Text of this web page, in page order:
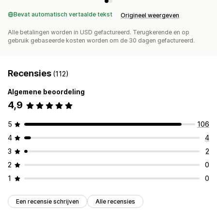
Bevat automatisch vertaalde tekst Origineel weergeven
Alle betalingen worden in USD gefactureerd. Terugkerende en op
gebruik gebaseerde kosten worden om de 30 dagen gefactureerd.
Recensies (112)
Algemene beoordeling
4,9
5
106
4
4
3
2
2
0
1
0
Een recensie schrijven Alle recensies